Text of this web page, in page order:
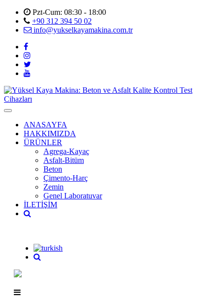
Pzt-Cum: 08:30 - 18:00
+90 312 394 50 02
info@yukselkayamakina.com.tr
ANASAYFA
HAKKIMIZDA
ÜRÜNLER
Agrega-Kayaç
Asfalt-Bitüm
Beton
Çimento-Harç
Zemin
Genel Laboratuvar
İLETİŞİM